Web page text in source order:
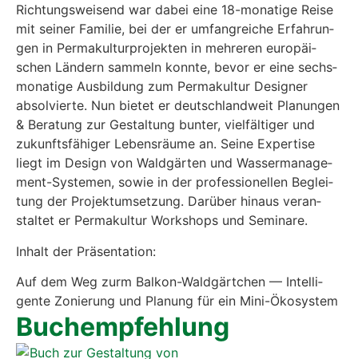
Rich­tungs­wei­send war dabei eine 18-mona­ti­ge Rei­se
mit sei­ner Fami­lie, bei der er umfang­rei­che Erfah­run­
gen in Per­ma­kul­tur­pro­jek­ten in meh­re­ren euro­päi­
schen Län­dern sam­meln konn­te, bevor er eine sechs­
mo­na­ti­ge Aus­bil­dung zum Per­ma­kul­tur Desi­gner
absol­vier­te. Nun bie­tet er deutsch­land­weit Pla­nun­gen
& Bera­tung zur Gestal­tung bun­ter, viel­fäl­ti­ger und
zukunfts­fä­hi­ger Lebens­räu­me an. Sei­ne Exper­ti­se
liegt im Design von Wald­gär­ten und Was­ser­ma­nage­
ment-Sys­te­men, sowie in der pro­fes­sio­nel­len Beglei­
tung der Pro­jekt­um­set­zung. Dar­über hin­aus ver­an­
stal­tet er Per­ma­kul­tur Work­shops und Semi­na­re.
Inhalt der Prä­sen­ta­ti­on:
Auf dem Weg zurm Bal­kon-Wald­gärt­chen — Intel­li­
gen­te Zonie­rung und Pla­nung für ein Mini-Öko­sys­tem
Buch­emp­feh­lung